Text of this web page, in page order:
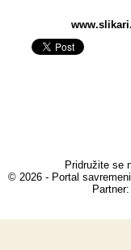
Pridružite se
© 2026 - Portal